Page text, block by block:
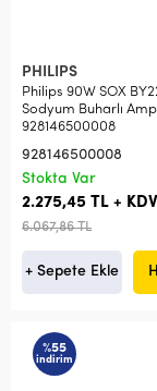
PHILIPS
Philips 90W SOX
Sodyum Buharlı
928146500008
928146500008
Stokta Var
2.275,45 TL + KDV
6.067,86 TL
+ Sepete Ekle
%55
indirim